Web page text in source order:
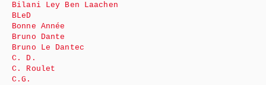
Bilani Ley Ben Laachen
BLeD
Bonne Année
Bruno Dante
Bruno Le Dantec
C. D.
C. Roulet
C.G.